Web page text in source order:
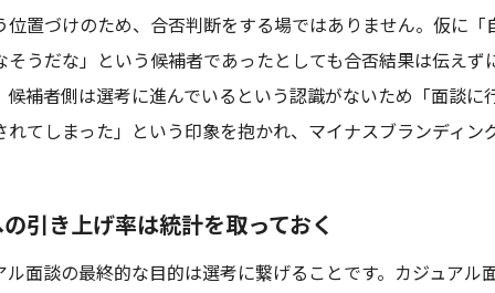
位置づけのため、合否判断をする場ではありません。仮に「
そうだな」という候補者であったとしても合否結果は伝えず
候補者側は選考に進んでいるという認識がないため「面談に
れてしまった」という印象を抱かれ、マイナスブランディン
引き上げ率は統計を取っておく
ル面談の最終的な目的は選考に繋げることです。カジュアル